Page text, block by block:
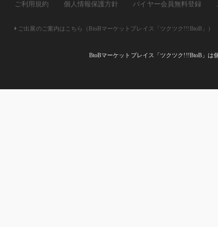
ご利用規約 個人情報保護方針 バイヤー会員無料登録
ご出展のご案内はこちら（BtoBマーケットプレイス「ツクツク!!!BtoB」）
BtoBマーケットプレイス「ツクツク!!!BtoB」は